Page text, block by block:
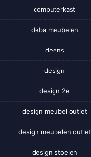
computerkast
deba meubelen
deens
design
design 2e
design meubel outlet
design meubelen outlet
design stoelen